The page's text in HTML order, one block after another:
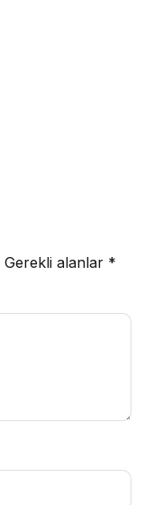
Gerekli alanlar *